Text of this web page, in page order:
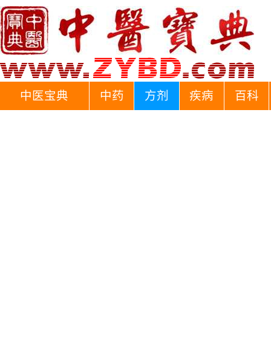
中医宝典 中药 方剂 疾病 百科